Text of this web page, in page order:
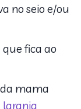
no seio e/ou
que fica ao
da mama
laranja